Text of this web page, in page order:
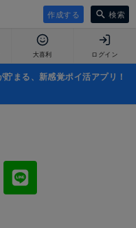
作成する 検索
大喜利 ログイン
まる、新感覚ポイ活アプリ！